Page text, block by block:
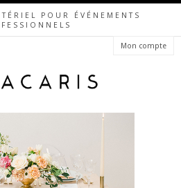
POUR ÉVÉNEMENTS
Mon compte